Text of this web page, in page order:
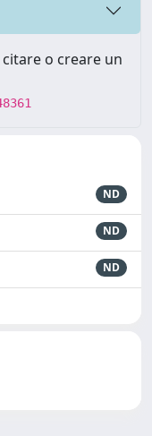
o creare un
ND
ND
ND